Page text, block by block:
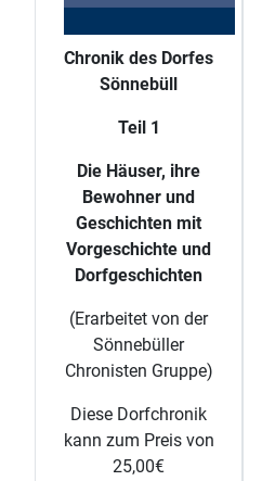
Chronik des Dorfes
Sönnebüll
Teil 1
Die Häuser, ihre
Bewohner und
Geschichten mit
Vorgeschichte und
Dorfgeschichten
(Erarbeitet von der
Sönnebüller
Chronisten Gruppe)
Diese Dorfchronik
kann zum Preis von
25,00€